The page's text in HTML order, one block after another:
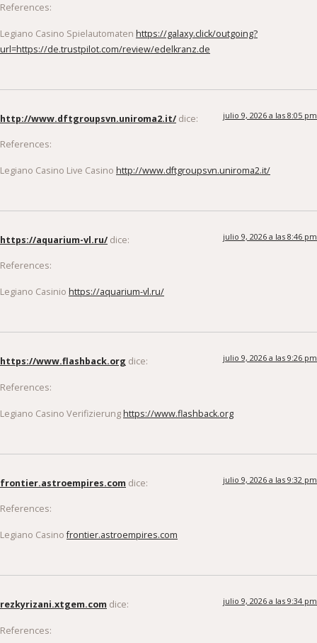
References:
Legiano Casino Spielautomaten https://galaxy.click/outgoing?
url=https://de.trustpilot.com/review/edelkranz.de
http://www.dftgroupsvn.uniroma2.it/ dice: julio 9, 2026 a las 8:05 pm
References:
Legiano Casino Live Casino http://www.dftgroupsvn.uniroma2.it/
https://aquarium-vl.ru/ dice: julio 9, 2026 a las 8:46 pm
References:
Legiano Casinio https://aquarium-vl.ru/
https://www.flashback.org dice: julio 9, 2026 a las 9:26 pm
References:
Legiano Casino Verifizierunghttps://www.flashback.org
frontier.astroempires.com dice: julio 9, 2026 a las 9:32 pm
References:
Legiano Casinofrontier.astroempires.com
rezkyrizani.xtgem.com dice: julio 9, 2026 a las 9:34 pm
References: